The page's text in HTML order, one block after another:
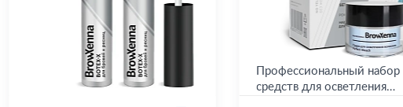
Ухаживающее средство для
бровей и ресниц Botex-X,
Профессиональный набор
средств для осветления